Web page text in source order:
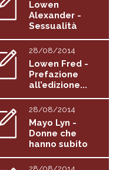
Lowen
Alexander -
Sessualità
maschile e...
28/08/2014
Lowen Fred -
Prefazione
all’edizione...
28/08/2014
Mayo Lyn -
Donne che
hanno subito
abusi sessuali